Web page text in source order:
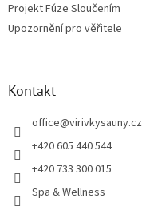
Projekt Fúze Sloučením
Upozornění pro věřitele
Kontakt
office@virivkysauny.cz
+420 605 440 544
+420 733 300 015
Spa & Wellness